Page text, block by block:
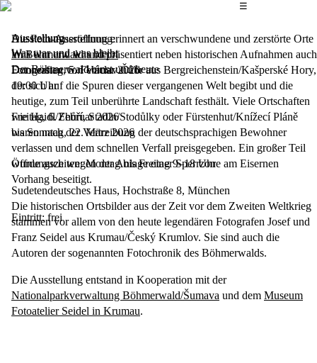
Das
☰
Ausstellung
Was war und was bleibt
Der Böhmerwald einst und heute
Die Foto-Ausstellung erinnert an verschwundene und zerstörte Orte
im Böhmerwald und präsentiert neben historischen Aufnahmen auch
Fotografien von Václav Čubr aus Bergreichenstein/Kašperské Hory,
der sich auf die Spuren dieser vergangenen Welt begibt und die
heutige, zum Teil unberührte Landschaft festhält. Viele Ortschaften
wie Haidl/Zhůří, Stadln/Stodůlky oder Fürstenhut/Knížecí Pláně
waren nach der Vertreibung der deutschsprachigen Bewohner
verlassen und dem schnellen Verfall preisgegeben. Ein großer Teil
wurde auch wegen der Anlage einer Sperrzone am Eisernen
Vorhang beseitigt.
Die historischen Ortsbilder aus der Zeit vor dem Zweiten Weltkrieg
stammen vor allem von den heute legendären Fotografen Josef und
Franz Seidel aus Krumau/Český Krumlov. Sie sind auch die
Autoren der sogenannten Fotochronik des Böhmerwalds.
Die Ausstellung entstand in Kooperation mit der
Nationalparkverwaltung Böhmerwald/Šumava und dem Museum
Fotoatelier Seidel in Krumau.
Ausstellungseröffnung:
Was war und was bleibt
Donnerstag, 5. Februar 2026
19:00Uhr
Freitag, 6. Februar 2026
bisSonntag, 22. März 2026
Öffnungszeiten: Montag bis Freitag 9–18 Uhr
Sudetendeutsches Haus, Hochstraße 8, München
Eintritt: frei